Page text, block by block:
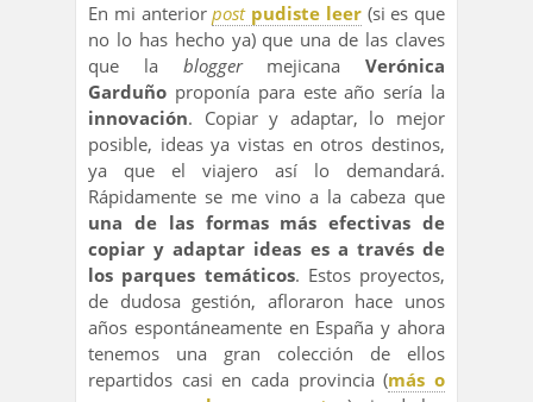
En mi anteriorpostpudiste leer(si es que
no lo has hecho ya) que una de las claves
que la bloggermejicana Verónica
Garduño proponía para este año sería la
innovación. Copiar y adaptar, lo mejor
posible, ideas ya vistas en otros destinos,
ya que el viajero así lo demandará.
Rápidamente se me vino a la cabeza que
una de las formas más efectivas de
copiar y adaptar ideas es a través de
los parques temáticos. Estos proyectos,
de dudosa gestión, afloraron hace unos
años espontáneamente en España y ahora
tenemos una gran colección de ellos
repartidos casi en cada provincia (más o